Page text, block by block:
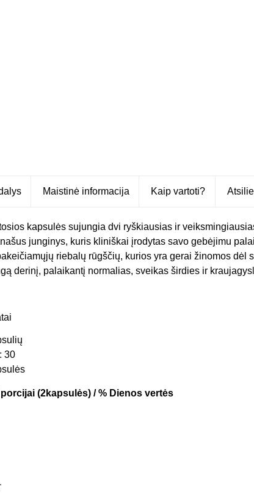
Maistinė informacija Kaip vartoti?
kapsulės sujungia dvi ryškiausias ir
junginys, kuris kliniškai įrodytas savo gebėjimu
riebalų rūgščių, kurios yra gerai žinomos
derinį, palaikantį normalias, sveikas širdies ir
: 30
(2kapsulės) / % Dienos vertės